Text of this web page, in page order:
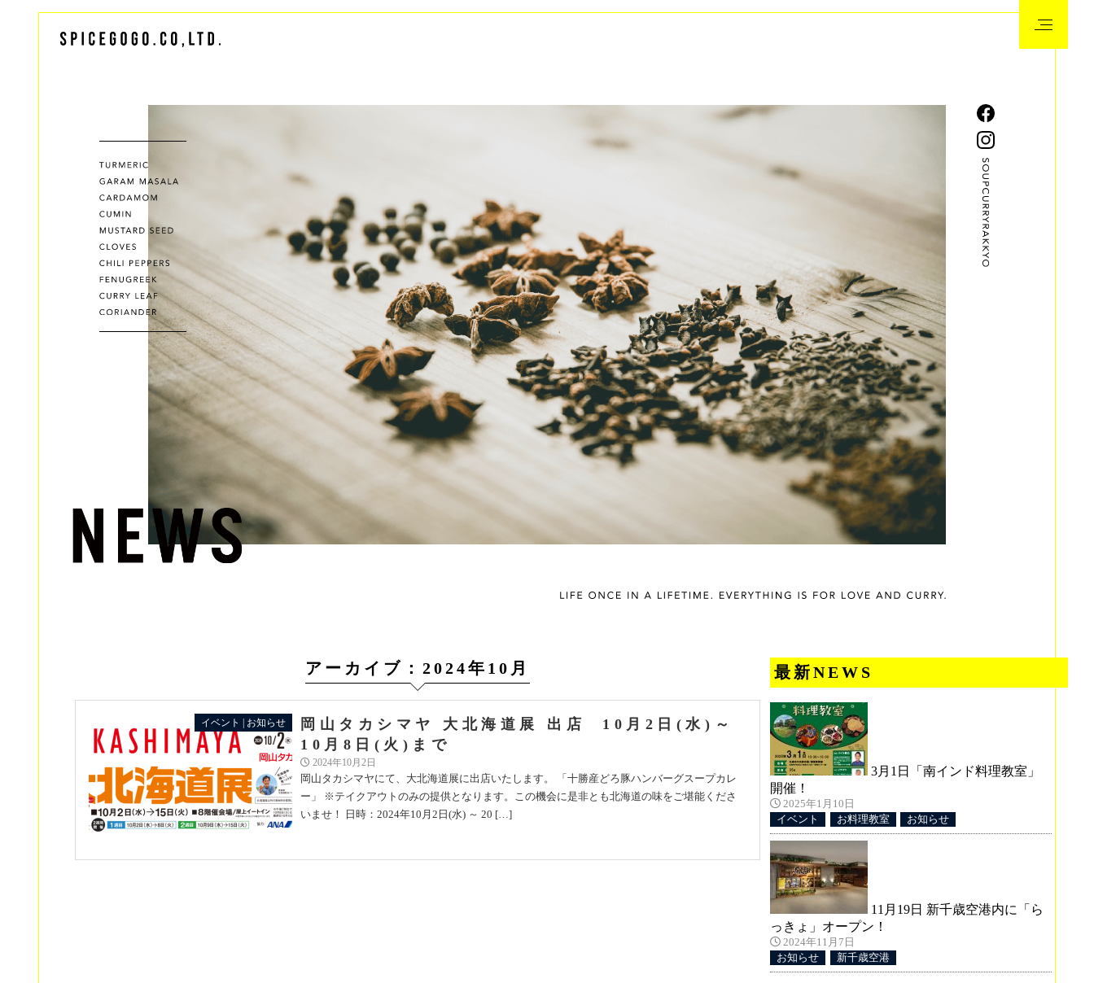
アーカイブ：2024年10月
イベント | お知らせ
岡山タカシマヤ 大北海道展 出店 10月2日(水)～
10月8日(火)まで
2024年10月2日
岡山タカシマヤにて、大北海道展に出店いたします。 「十勝産どろ豚ハンバーグスープカレ
ー」 ※テイクアウトのみの提供となります。この機会に是非とも北海道の味をご堪能くださ
いませ！ 日時：2024年10月2日(水) ～ 20 […]
最新NEWS
3月1日「南インド料理教室」
開催！
2025年1月10日
イベント
お料理教室 お知らせ
11月19日 新千歳空港内に「ら
っきょ」オープン！
2024年11月7日
お知らせ
新千歳空港